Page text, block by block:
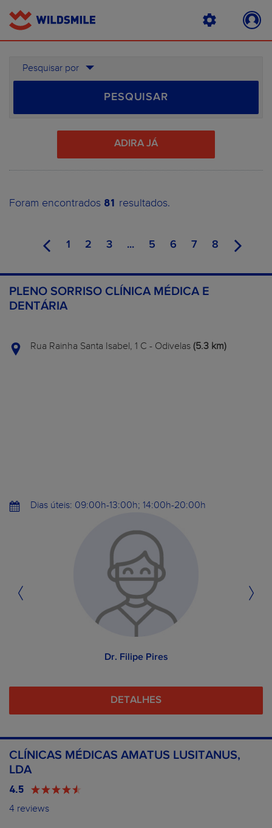
Pesquisar por
PESQUISAR
ADIRA JÁ
Foram encontrados 81 resultados.
1 2 3 ... 5 6 7 8
PLENO SORRISO CLÍNICA MÉDICA E
DENTÁRIA
Rua Rainha Santa Isabel, 1 C - Odivelas (5.3 km)
Dias úteis: 09:00h-13:00h; 14:00h-20:00h
Dr. Filipe Pires
DETALHES
CLÍNICAS MÉDICAS AMATUS LUSITANUS,
LDA
4.5
4 reviews